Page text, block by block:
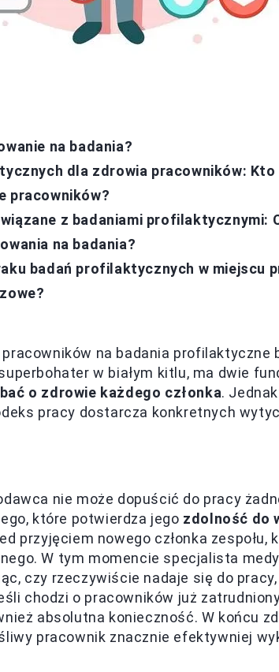
na badania?
dla zdrowia pracowników:
pracowników?
z badaniami profilaktycznymi:
na badania?
badań profilaktycznych w miejscu
na badania profilaktyczne
w białym kitlu, ma dwie
o zdrowie każdego członka.
pracy dostarcza konkretnych
nie może dopuścić do pracy
które potwierdza jego zdolność do
przyjęciem nowego członka
W tym momencie specjalista
czy rzeczywiście nadaje się do
chodzi o pracowników już
absolutna konieczność. W końcu
pracownik znacznie efektywniej